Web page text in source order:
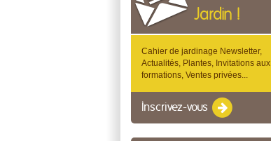
Jardin !
Cahier de jardinage Newsletter,
Actualités, Plantes, Invitations aux
formations, Ventes privées...
Inscrivez-vous